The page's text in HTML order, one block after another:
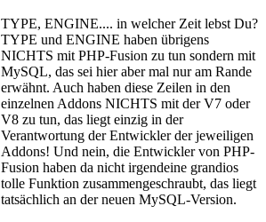
TYPE, ENGINE.... in welcher Zeit lebst Du?
TYPE und ENGINE haben übrigens
NICHTS mit PHP-Fusion zu tun sondern mit
MySQL, das sei hier aber mal nur am Rande
erwähnt. Auch haben diese Zeilen in den
einzelnen Addons NICHTS mit der V7 oder
V8 zu tun, das liegt einzig in der
Verantwortung der Entwickler der jeweiligen
Addons! Und nein, die Entwickler von PHP-
Fusion haben da nicht irgendeine grandios
tolle Funktion zusammengeschraubt, das liegt
tatsächlich an der neuen MySQL-Version.